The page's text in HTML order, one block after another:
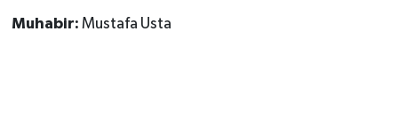
Muhabir: Mustafa Usta